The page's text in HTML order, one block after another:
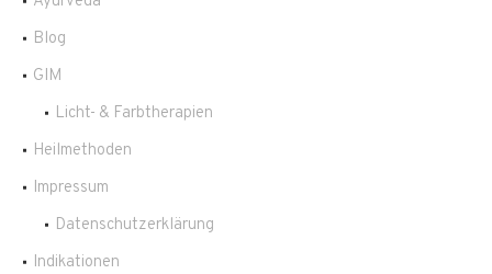
Blog
GIM
Licht- & Farbtherapien
Heilmethoden
Impressum
Datenschutzerklärung
Indikationen